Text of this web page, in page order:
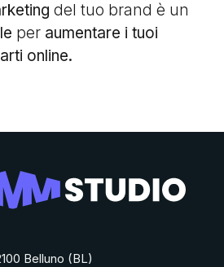
del tuo brand è un
per aumentare i tuoi
online.
Belluno (BL)